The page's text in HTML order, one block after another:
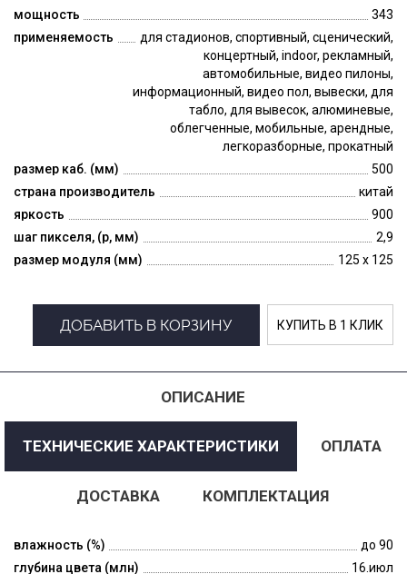
мощность
343
применяемость
для стадионов, спортивный, сценический,
концертный, indoor, рекламный,
автомобильные, видео пилоны,
информационный, видео пол, вывески, для
табло, для вывесок, алюминевые,
облегченные, мобильные, арендные,
легкоразборные, прокатный
размер каб. (мм)
500
страна производитель
китай
яркость
900
шаг пикселя, (p, мм)
2,9
размер модуля (мм)
125 x 125
ДОБАВИТЬ В КОРЗИНУ КУПИТЬ В 1 КЛИК
ОПИСАНИЕ
ТЕХНИЧЕСКИЕ ХАРАКТЕРИСТИКИ ОПЛАТА
ДОСТАВКА КОМПЛЕКТАЦИЯ
влажность (%)
до 90
глубина цвета (млн)
16.июл